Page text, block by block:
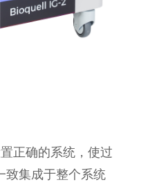
正确的系统，使过
致集成于整个系统